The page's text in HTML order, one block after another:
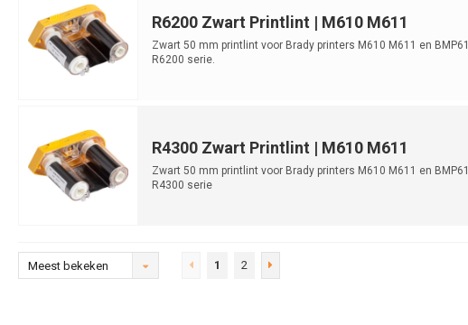
R6200 Zwart Printlint | M610 M611
Zwart 50 mm printlint voor Brady printers M610 M611 en BMP61.
R6200 serie.
R4300 Zwart Printlint | M610 M611
Zwart 50 mm printlint voor Brady printers M610 M611 en BMP61.
R4300 serie
Meest bekeken 1 2